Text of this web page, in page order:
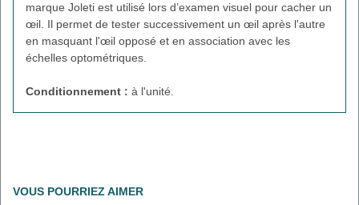
marque Joleti est utilisé lors d’examen visuel pour cacher un
œil. Il permet de tester successivement un œil après l'autre
en masquant l'œil opposé et en association avec les
échelles optométriques.
Conditionnement : à l'unité.
VOUS POURRIEZ AIMER